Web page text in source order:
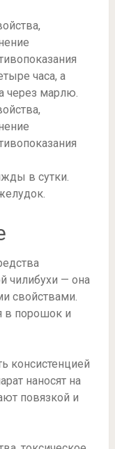
часа, а
через марлю.
в сутки.
чилибухи — она
свойствами.
в порошок и
консистенцией
наносят на
повязкой и